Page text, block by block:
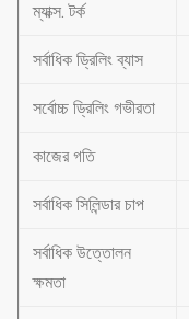
ম্যাক্স. টর্ক
সর্বাধিক ড্রিলিং ব্যাস
সর্বোচ্চ ড্রিলিং গভীরতা
কাজের গতি
সর্বাধিক সিলিন্ডার চাপ
সর্বাধিক উত্তোলন
ক্ষমতা